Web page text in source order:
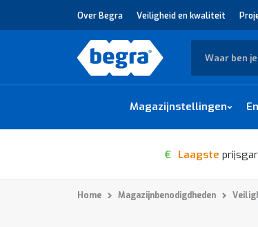
Over Begra Veiligheid en kwaliteit
Zoek
Magazijnstellingen
€ Laagste
Home Magazijnbenodigdheden